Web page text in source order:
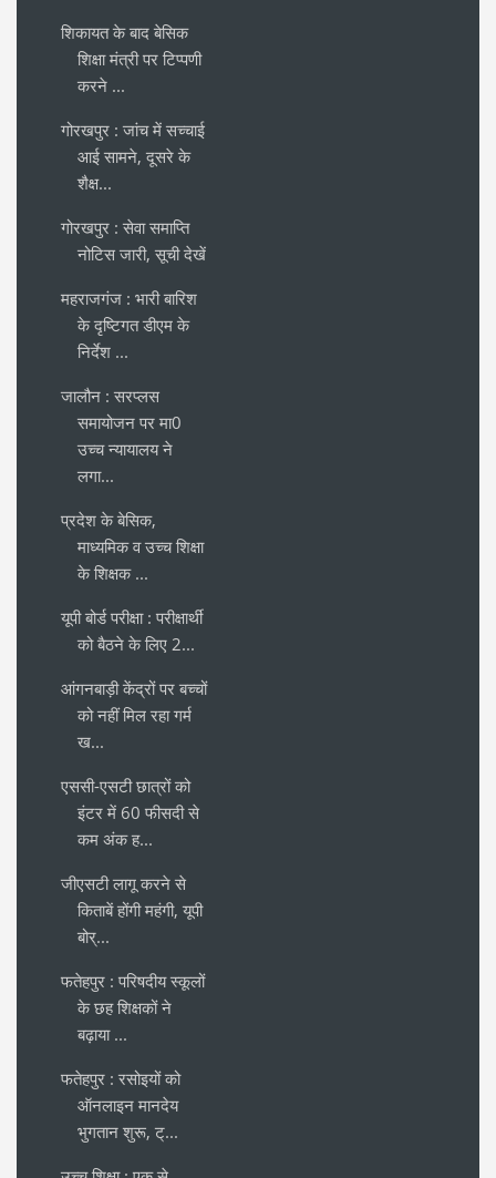
शिकायत के बाद बेसिक
शिक्षा मंत्री पर टिप्पणी
करने ...
गोरखपुर : जांच में सच्चाई
आई सामने, दूसरे के
शैक्ष...
गोरखपुर : सेवा समाप्ति
नोटिस जारी, सूची देखें
महराजगंज : भारी बारिश
के दृष्टिगत डीएम के
निर्देश ...
जालौन : सरप्लस
समायोजन पर मा0
उच्च न्यायालय ने
लगा...
प्रदेश के बेसिक,
माध्यमिक व उच्च शिक्षा
के शिक्षक ...
यूपी बोर्ड परीक्षा : परीक्षार्थी
को बैठने के लिए 2...
आंगनबाड़ी केंद्रों पर बच्चों
को नहीं मिल रहा गर्म
ख...
एससी-एसटी छात्रों को
इंटर में 60 फीसदी से
कम अंक ह...
जीएसटी लागू करने से
किताबें होंगी महंगी, यूपी
बोर्...
फतेहपुर : परिषदीय स्कूलों
के छह शिक्षकों ने
बढ़ाया ...
फतेहपुर : रसोइयों को
ऑनलाइन मानदेय
भुगतान शुरू, ट्...